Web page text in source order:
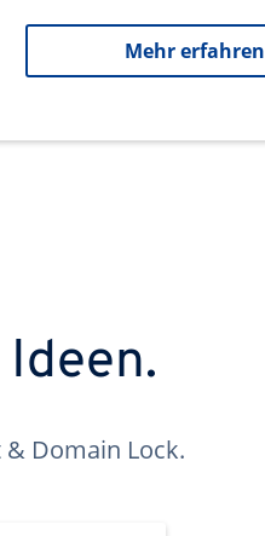
Mehr erfahren
& Domain Lock.